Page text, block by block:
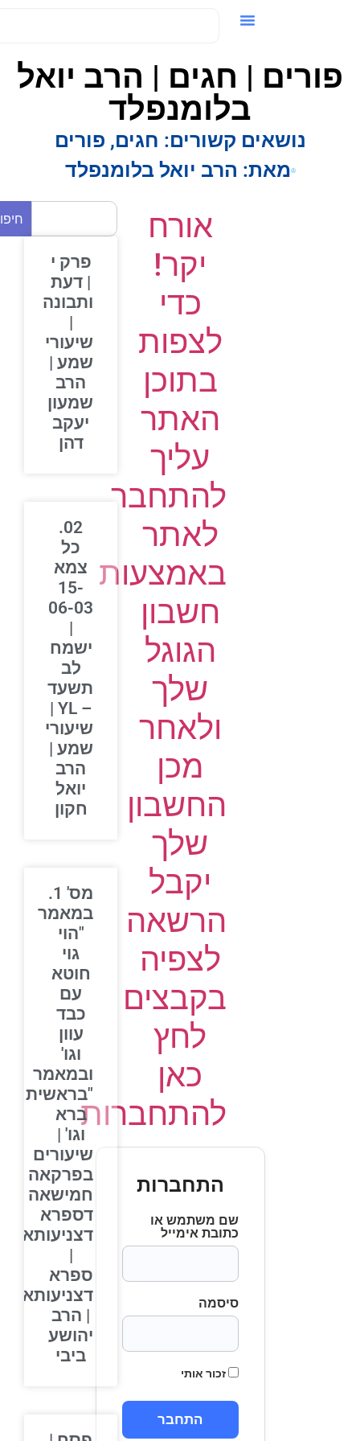
פורים | חגים | הרב יואל
בלומנפלד
נושאים קשורים: חגים,פורים
מאת:הרב יואל בלומנפלד
אורח
יקר!
כדי
לצפות
בתוכן
האתר
עליך
להתחבר
לאתר
באמצעות
חשבון
הגוגל
שלך
ולאחר
מכן
החשבון
שלך
יקבל
הרשאה
לצפיה
בקבצים
לחץ
כאן
להתחברות
התחברות
שם משתמש או
כתובת אימייל
סיסמה
זכור אותי
חיפוש
פרק י
| דעת
ותבונה
שיעורי
שמע |
הרב
שמעון
יעקב
דהן
02.
כל
צמא
15-
06-03
ישמח
לב
תשעד
– YL |
שיעורי
שמע |
הרב
יואל
חקון
מס' 1.
במאמר
"הוי
חוטא
עם
כבד
עוון
וגו'
ובמאמר
"בראשית
ברא
וגו' |
שיעורים
בפרקאה
חמישאה
דספרא
דצניעותא
ספרא
דצניעותא
| הרב
יהושע
ביבי